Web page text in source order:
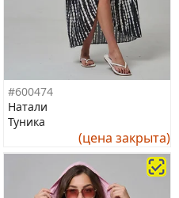
#600474
Натали
Туника
(цена закрыта)